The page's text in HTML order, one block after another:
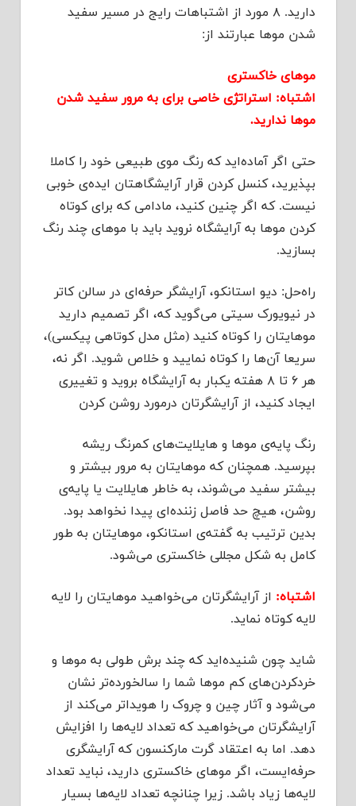
دارید. ۸ مورد از اشتباهات رایج در مسیر سفید
شدن مو‌ها عبارتند از:
موهای خاکستری
اشتباه: استراتژی خاصی برای به مرور سفید شدن
مو‌ها ندارید.
حتی اگر آماده‌اید که رنگ موی طبیعی خود را کاملا
بپذیرید، کنسل کردن قرار آرایشگاهتان ایده‌ی خوبی
نیست. که اگر چنین کنید، مادامی که برای کوتاه
کردن موها به آرایشگاه نروید باید با موهای چند رنگ
بسازید.
راه‌حل: دیو استانکو، آرایشگر حرفه‌ای در سالن کاتر
در نیویورک سیتی می‌گوید که، اگر تصمیم دارید
موهایتان را کوتاه کنید (مثل مدل کوتاهی پیکسی)،
سریعا آن‌ها را کوتاه نمایید و خلاص شوید. اگر نه،
هر ۶ تا ۸ هفته یکبار به آرایشگاه بروید و تغییری
ایجاد کنید، از آرایشگرتان درمورد روشن کردن
رنگ پایه‌ی مو‌ها و هایلایت‌های کمرنگ ریشه
بپرسید. همچنان که موهایتان به مرور بیشتر و
بیشتر سفید می‌شوند، به خاطر هایلایت یا پایه‌ی
روشن، هیچ حد فاصل زننده‌ای پیدا نخواهد بود.
بدین ترتیب به گفته‌ی استانکو، موهایتان به طور
کامل به شکل مجللی خاکستری می‌شود.
اشتباه: از آرایشگرتان می‌خواهید موهایتان را لایه‌
لایه کوتاه نماید.
شاید چون شنیده‌اید که چند برش طولی به موها و
خردکردن‌های کم موها شما را سالخورده‌تر نشان
می‌شود و آثار چین و چروک را هویداتر می‌کند از
آرایشگرتان می‌خواهید که تعداد لایه‌ها را افزایش
دهد. اما به اعتقاد گرت مارکنسون که آرایشگری
حرفه‌ایست، اگر موهای خاکستری دارید، نباید تعداد
لایه‌ها زیاد باشد. زیرا چنانچه تعداد لایه‌ها بسیار